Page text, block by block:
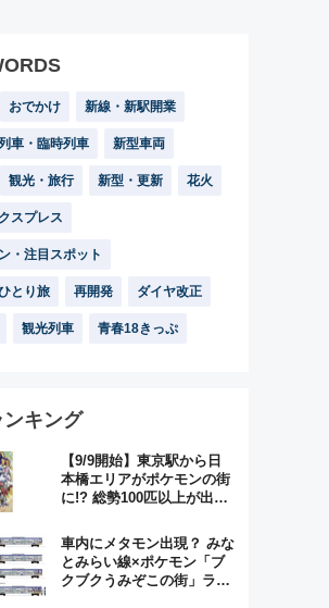
おでかけ 新線・新駅開業
車・臨時列車 新型車両
観光・旅行 新型・更新 花火
スプレス
・注目スポット
とり旅 再開発 ダイヤ改正
観光列車 青春18きっぷ
ンキング
【9/9開始】東京駅から日
本橋エリアがポケモンの街
に!? 総勢100匹以上が出現
格謎解き・グッズ情報まと
め
車内にメタモン出現？ みな
とみらい線×ポケモン「ブ
クブクうみぞこの街」ラッ